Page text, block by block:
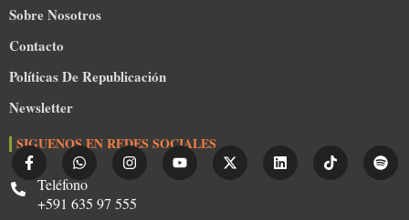
Sobre Nosotros
Contacto
Políticas De Republicación
Newsletter
SIGUENOS EN REDES SOCIALES
Teléfono
+591 635 97 555